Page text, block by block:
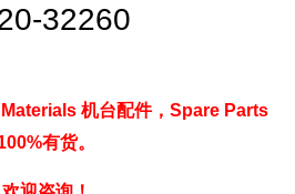
32260
机台配件，Spare Parts
有货。